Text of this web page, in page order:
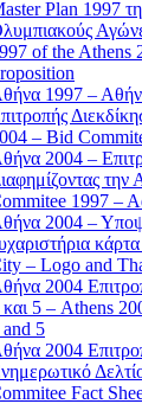
Plan 1997
of the Athens
1997 –
– Bid
2004 –
1997 –
2004 –
– Logo and
2004
και 5 – Athens
and 5
2004
Fact